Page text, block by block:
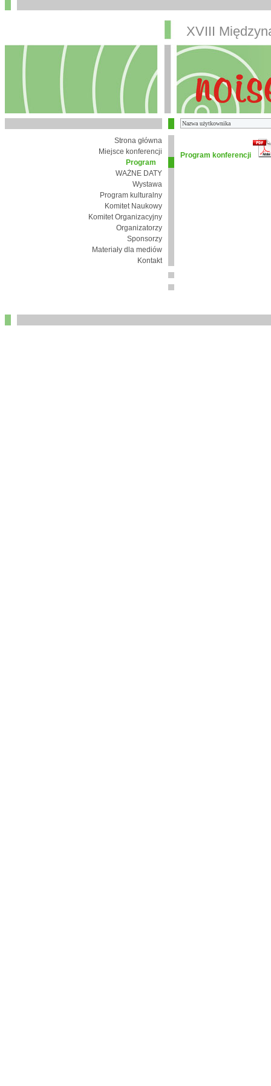
XVIII
Strona główna
Miejsce konferencji
Program
WAŻNE DATY
Wystawa
Program kulturalny
Komitet Naukowy
Komitet Organizacyjny
Organizatorzy
Sponsorzy
Materiały dla mediów
Kontakt
Program konferencji